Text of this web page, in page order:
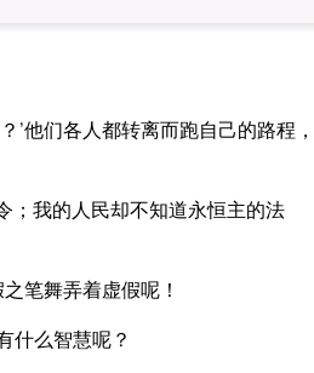
他们各人都转离而跑自己的路程，
；我的人民却不知道永恒主的法
笔舞弄着虚假呢！
什么智慧呢？